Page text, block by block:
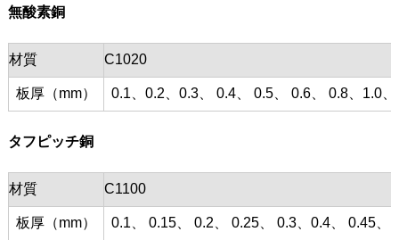
無酸素銅
材質 C1020
板厚（mm） 0.1、0.2、0.3、 0.4、 0.5、 0.6、 0.8、1.0
タフピッチ銅
材質 C1100
板厚（mm） 0.1、 0.15、 0.2、 0.25、 0.3、0.4、 0.45、